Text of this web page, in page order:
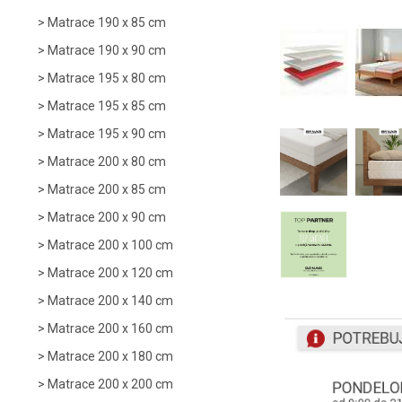
Matrace 190 x 85 cm
Matrace 190 x 90 cm
Matrace 195 x 80 cm
Matrace 195 x 85 cm
Matrace 195 x 90 cm
Matrace 200 x 80 cm
Matrace 200 x 85 cm
Matrace 200 x 90 cm
Matrace 200 x 100 cm
Matrace 200 x 120 cm
Matrace 200 x 140 cm
Matrace 200 x 160 cm
Matrace 200 x 180 cm
Matrace 200 x 200 cm